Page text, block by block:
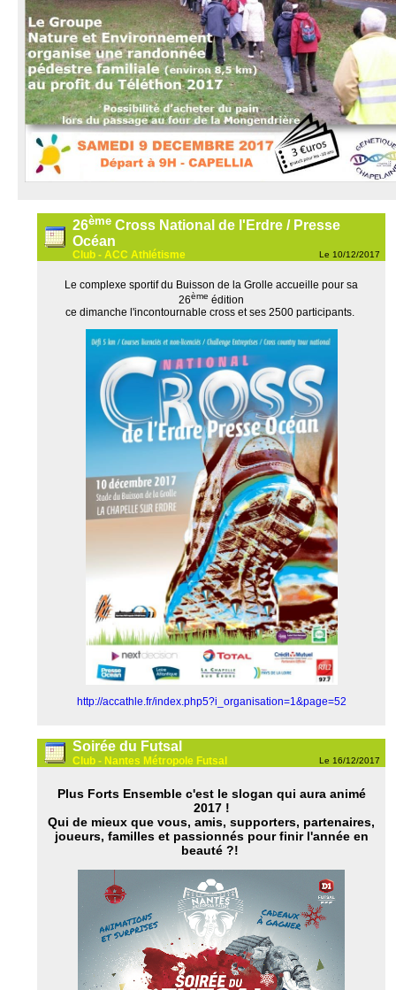
26ème Cross National de l'Erdre / Presse
Océan
Club - ACC Athlétisme Le 10/12/2017
Le complexe sportif du Buisson de la Grolle accueille pour sa
26ème édition
ce dimanche l'incontournable cross et ses 2500 participants.
http://accathle.fr/index.php5?i_organisation=1&page=52
Soirée du Futsal
Club - Nantes Métropole Futsal Le 16/12/2017
Plus Forts Ensemble c'est le slogan qui aura animé
2017 !
Qui de mieux que vous, amis, supporters, partenaires,
joueurs, familles et passionnés pour finir l'année en
beauté ?!